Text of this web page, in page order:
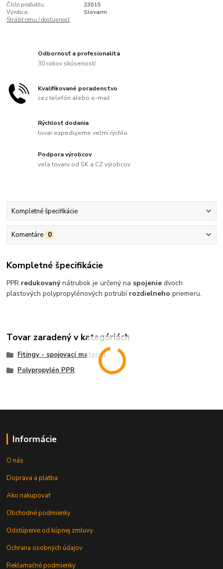
Číslo produktu:
23015
Výrobca:
Slovarm
Strážiť cenu / dostupnosť
Odbornosť a profesionalita
30 rokov skúseností
Kvalifikované poradenstvo
cez telefón alebo e-mail
Rýchlosť dodania
tovar expedujeme veľmi rýchlo
Podpora výrobcov
veľa tovaru od SK a CZ výrobcov
Kompletné špecifikácie
Komentáre 0
Kompletné špecifikácie
PPR redukovanýnátrubok je určený na spojenie dvoch
plastových polypropylénových potrubí rozdielneho priemeru.
Tovar zaradený v kategóriách
Fitingy - spojovací materiál
Polypropylén PPR
Informácie
O nás
Doprava a platba
Ako nakupovať
Obchodné podmienky
Odstúpenie od kúpnej zmluvy
Ochrana osobných údajov
Reklamačné podmienky